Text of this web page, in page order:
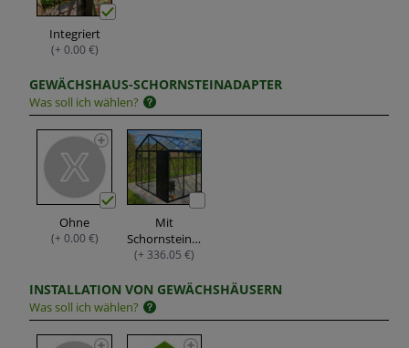
Integriert
(+ 0.00 €)
GEWÄCHSHAUS-SCHORNSTEINADAPTER
Was soll ich wählen?
Ohne
(+ 0.00 €)
Mit
Schornsteinadapter
(+ 336.05 €)
INSTALLATION VON GEWÄCHSHÄUSERN
Was soll ich wählen?